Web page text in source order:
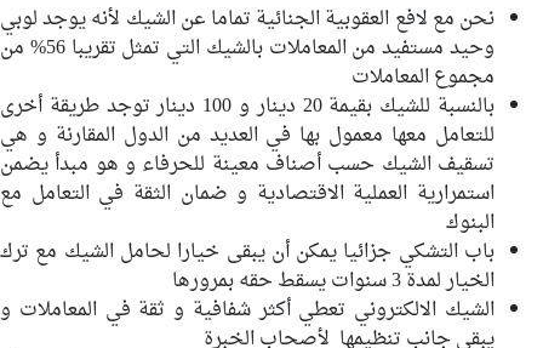
نحن مع لافع العقوبية الجنائية تماما عن الشيك لأنه يوجد لوبي
وحيد مستفيد من المعاملات بالشيك التي تمثل تقريبا 56% من
مجموع المعاملات
بالنسبة للشيك بقيمة 20 دينار و 100 دينار توجد طريقة أخرى
للتعامل معها معمول بها في العديد من الدول المقارنة و هي
تسقيف الشيك حسب أصناف معينة للحرفاء و هو مبدأ يضمن
استمرارية العملية الاقتصادية و ضمان الثقة في التعامل مع
البنوك
باب التشكي جزائيا يمكن أن يبقى خيارا لحامل الشيك مع ترك
الخيار لمدة 3 سنوات يسقط حقه بمرورها
الشيك الالكتروني تعطي أكثر شفافية و ثقة في المعاملات و
يبقى جانب تنظيمها لأصحاب الخبرة